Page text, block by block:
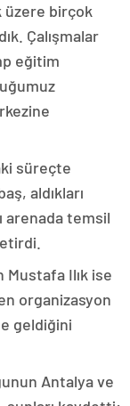
üzere birçok
Çalışmalar
eğitim
süreçte
aldıkları
arenada temsil
Ilık ise
organizasyon
geldiğini
Antalya ve